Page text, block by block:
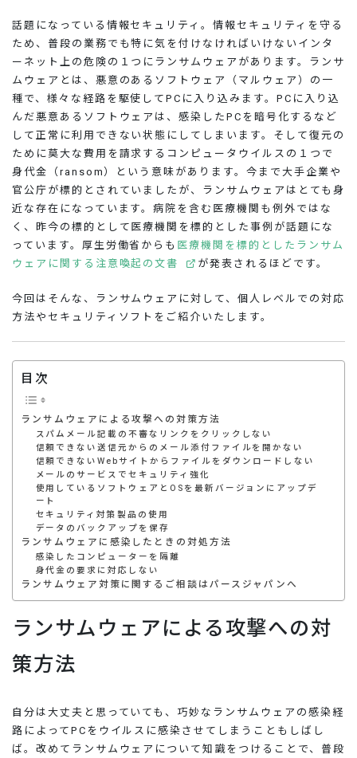
話題になっている情報セキュリティ。情報セキュリティを守る
ため、普段の業務でも特に気を付けなければいけないインタ
ーネット上の危険の１つにランサムウェアがあります。ランサ
ムウェアとは、悪意のあるソフトウェア（マルウェア）の一
種で、様々な経路を駆使してPCに入り込みます。PCに入り込
んだ悪意あるソフトウェアは、感染したPCを暗号化するなど
して正常に利用できない状態にしてしまいます。そして復元の
ために莫大な費用を請求するコンピュータウイルスの１つで
身代金（ransom）という意味があります。今まで大手企業や
官公庁が標的とされていましたが、ランサムウェアはとても身
近な存在になっています。病院を含む医療機関も例外ではな
く、昨今の標的として医療機関を標的とした事例が話題にな
っています。厚生労働省からも 医療機関を標的としたランサム
ウェアに関する注意喚起の文書
が発表されるほどです。
今回はそんな、ランサムウェアに対して、個人レベルでの対応
方法やセキュリティソフトをご紹介いたします。
目次
ランサムウェアによる攻撃への対策方法
スパムメール記載の不審なリンクをクリックしない
信頼できない送信元からのメール添付ファイルを開かない
信頼できないWebサイトからファイルをダウンロードしない
メールのサービスでセキュリティ強化
使用しているソフトウェアとOSを最新バージョンにアップデ
ート
セキュリティ対策製品の使用
データのバックアップを保存
ランサムウェアに感染したときの対処方法
感染したコンピューターを隔離
身代金の要求に対応しない
ランサムウェア対策に関するご相談はパースジャパンへ
ランサムウェアによる攻撃への対
策方法
自分は大丈夫と思っていても、巧妙なランサムウェアの感染経
路によってPCをウイルスに感染させてしまうこともしばし
ば。改めてランサムウェアについて知識をつけることで、普段